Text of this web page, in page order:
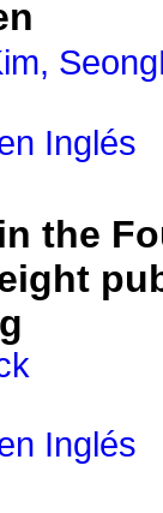
Inglés
the
Inglés